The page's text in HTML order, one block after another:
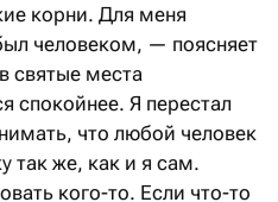
корни. Для меня
человеком, — поясняет
святые места
спокойнее. Я перестал
что любой человек
так же, как и я сам.
кого-то. Если что-то